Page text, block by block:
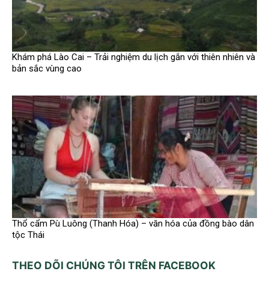
Khám phá Lào Cai – Trải nghiệm du lịch gắn với thiên nhiên và
bản sắc vùng cao
Thổ cẩm Pù Luông (Thanh Hóa) – văn hóa của đồng bào dân
tộc Thái
THEO DÕI CHÚNG TÔI TRÊN FACEBOOK